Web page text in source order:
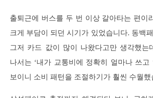
출퇴근에 버스를 두 번 이상 갈아타는 편이
크게 부담이 되던 시기가 있었습니다. 동백
그저 카드 값이 많이 나왔다고만 생각했는
나서는 ‘내가 교통비에 정확히 얼마나 쓰고
보이니 소비 패턴을 조절하기가 훨씬 수월했